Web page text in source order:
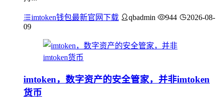
imtoken钱包最新官网下载 qbadmin 944
2026-08-
09
imtoken，数字资产的安全管家，并非imtoken
货币